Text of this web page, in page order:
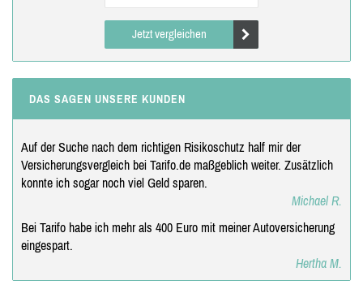
Jetzt vergleichen
DAS SAGEN UNSERE KUNDEN
Auf der Suche nach dem richtigen Risikoschutz half mir der
Versicherungsvergleich bei Tarifo.de maßgeblich weiter. Zusätzlich
konnte ich sogar noch viel Geld sparen.
Michael R.
Bei Tarifo habe ich mehr als 400 Euro mit meiner Autoversicherung
eingespart.
Hertha M.